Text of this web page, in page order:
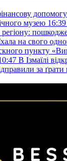
музею 16:39
регіону:
на свого
пункту
В Ізмаїлі
за